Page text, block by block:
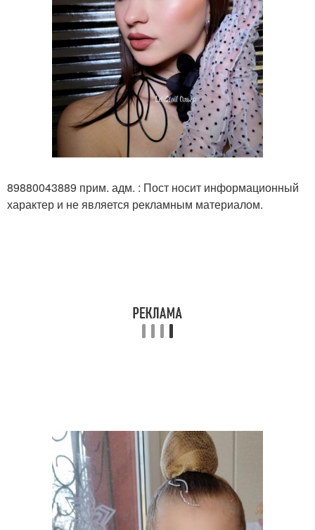
89880043889 прим. адм. : Пост носит информационный
характер и не является рекламным материалом.